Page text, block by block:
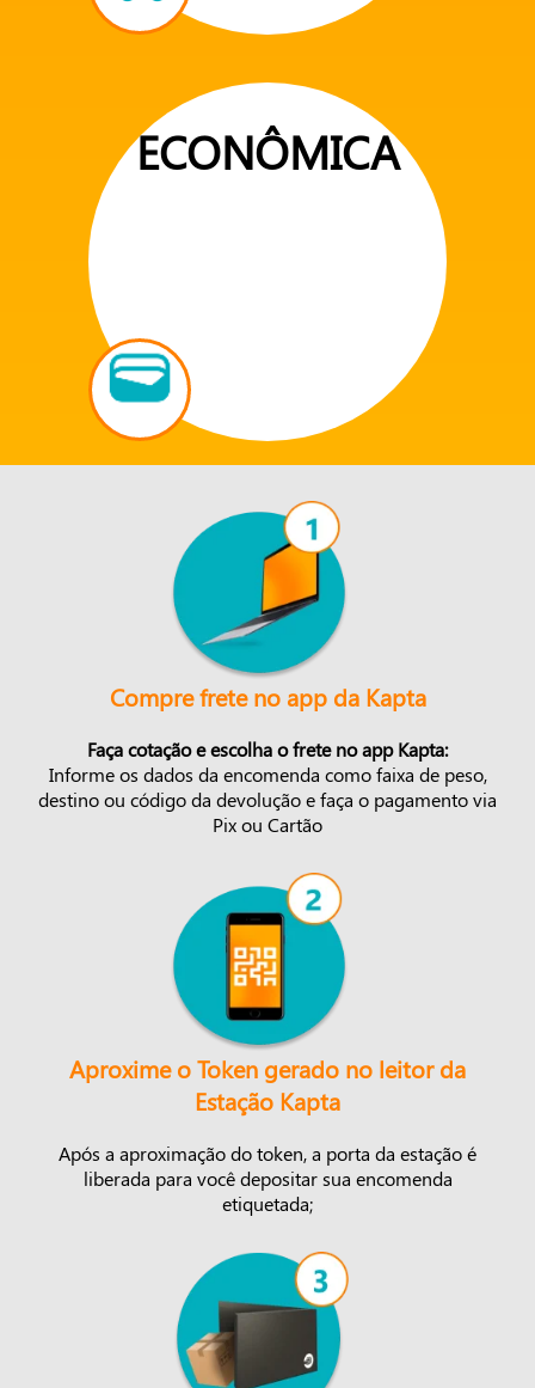
ECONÔMICA
Compre frete no app da Kapta
Faça cotação e escolha o frete no app Kapta:
Informe os dados da encomenda como faixa de peso,
destino ou código da devolução e faça o pagamento via
Pix ou Cartão
Aproxime o Token gerado no leitor da
Estação Kapta
Após a aproximação do token, a porta da estação é
liberada para você depositar sua encomenda
etiquetada;